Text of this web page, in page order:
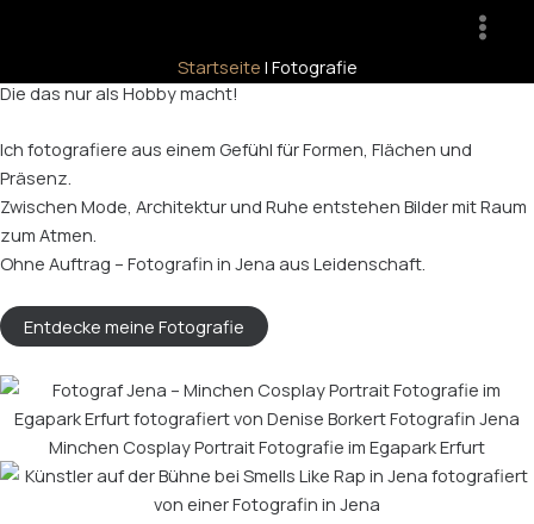
Main
Startseite | Fotografie
Fotograf Jena
Die das nur als Hobby macht!
Ich fotografiere aus einem Gefühl für Formen, Flächen und
Präsenz.
Zwischen Mode, Architektur und Ruhe entstehen Bilder mit Raum
zum Atmen.
Ohne Auftrag – Fotografin in Jena aus Leidenschaft.
Entdecke meine Fotografie
Minchen Cosplay Portrait Fotografie im Egapark Erfurt